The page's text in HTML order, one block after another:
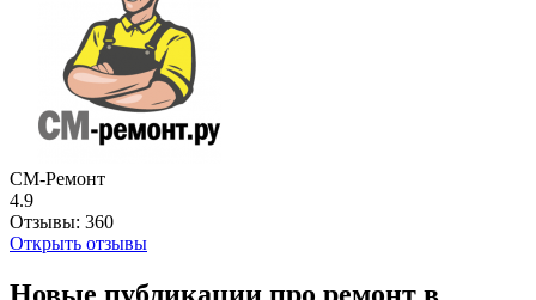
СМ-Ремонт
4.9
Отзывы: 360
Открыть отзывы
Новые публикации про ремонт в